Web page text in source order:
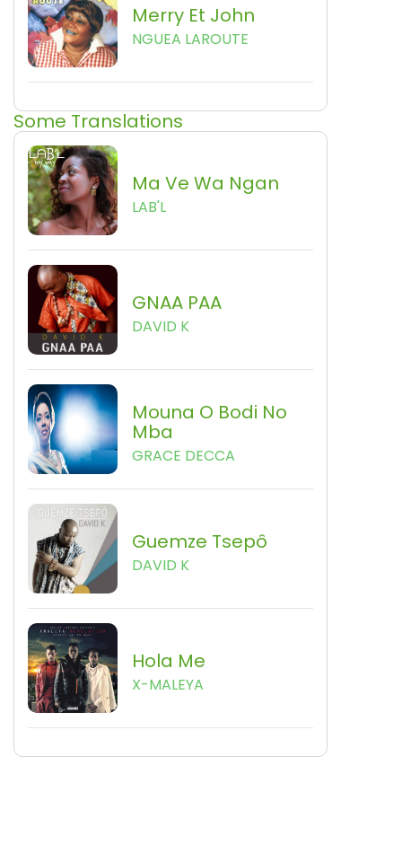
Merry Et John
NGUEA LAROUTE
Some Translations
Ma Ve Wa Ngan
LAB'L
GNAA PAA
DAVID K
Mouna O Bodi No
Mba
GRACE DECCA
Guemze Tsepô
DAVID K
Hola Me
X-MALEYA